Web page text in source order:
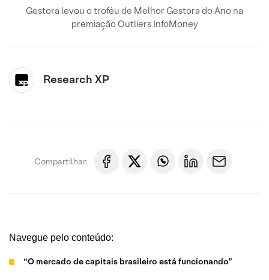
Gestora levou o troféu de Melhor Gestora do Ano na
premiação Outliers InfoMoney
Research XP
Compartilhar:
Navegue pelo conteúdo:
“O mercado de capitais brasileiro está funcionando”